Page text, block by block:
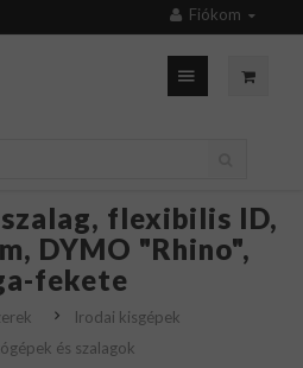
Fiókom
flexibilis ID,
DYMO "Rhino",
fekete
Irodai kisgépek
és szalagok